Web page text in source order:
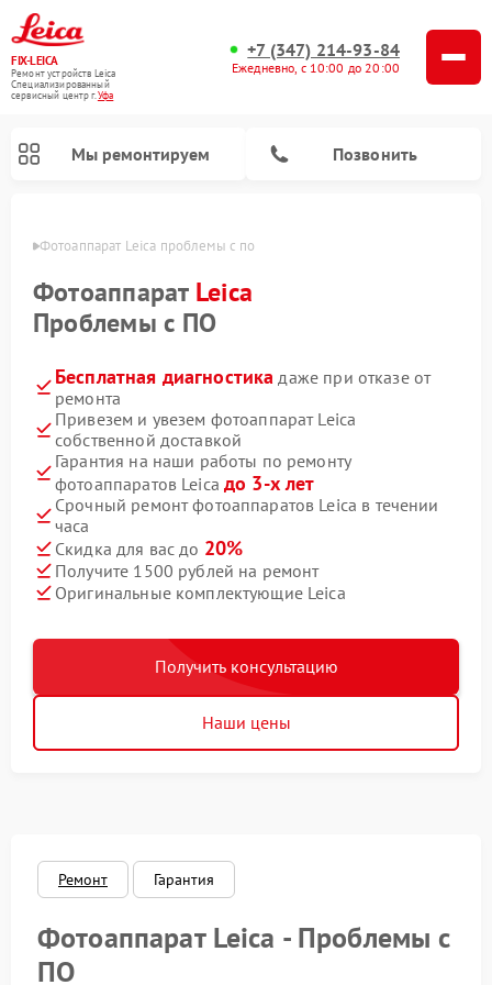
FIX-LEICA
Ремонт устройств Leica
Специализированный
cервисный центр г.Уфа
+7 (347) 214-93-84
Ежедневно, с 10:00 до 20:00
Мы ремонтируем Позвонить
Фотоаппарат Leica проблемы с по
Фотоаппарат Leica
Проблемы с ПО
Бесплатная диагностика даже при отказе от
ремонта
Привезем и увезем фотоаппарат Leica
собственной доставкой
Гарантия на наши работы по ремонту
фотоаппаратов Leicaдо 3-х лет
Срочный ремонт фотоаппаратов Leica в течении
часа
Скидка для вас до 20%
Получите 1500 рублей на ремонт
Оригинальные комплектующие Leica
Получить консультацию
Наши цены
Ремонт Гарантия
Фотоаппарат Leica - Проблемы с
ПО